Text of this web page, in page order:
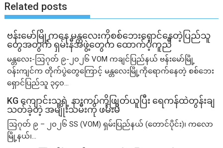
Related posts
ဗန်းမော်မြို့ကနေ မန္တလေးကိုစစ်ဘေးရှောင်နေတဲ့ပြည်သူ
တွေအတွက် ရှမ်းနီအဖွဲ့တွေက ထောက်ပံ့ကူညီ
မန္တလေး-ဩဂုတ် ၉-၂၀၂၆ VOM ကချင်ပြည်နယ် ဗန်းမော်မြို့
ဝန်းကျင်က တိုက်ပွဲတွေကြောင့် မန္တလေးမြို့ကိုရောက်နေတဲ့ စစ်ဘေး
ရှောင်ပြည်သူ ၃၄၀...
KG ကျောင်းသူရဲ့ နားကပ်ကိုဖြုတ်ယူပြီး ရေကန်ထဲတွန်းချ
သတ်ခဲ့တဲ့ အမျိုးသမီးကို ဖမ်းမိ
ဩဂုတ် ၉ – ၂၀၂၆ SS (VOM) ရှမ်းပြည်နယ် (တောင်ပိုင်း)၊ ကလော
မြို့နယ်၊...